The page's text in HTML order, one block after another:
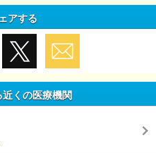
アする
くの医療機関